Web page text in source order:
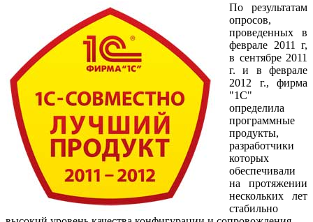
По результатам
опросов,
проведенных в
феврале 2011 г,
в сентябре 2011
г. и в феврале
2012 г., фирма
"1С"
определила
программные
продукты,
разработчики
которых
обеспечивали
на протяжении
нескольких лет
стабильно